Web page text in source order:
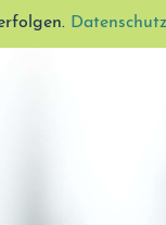
Datenschutz